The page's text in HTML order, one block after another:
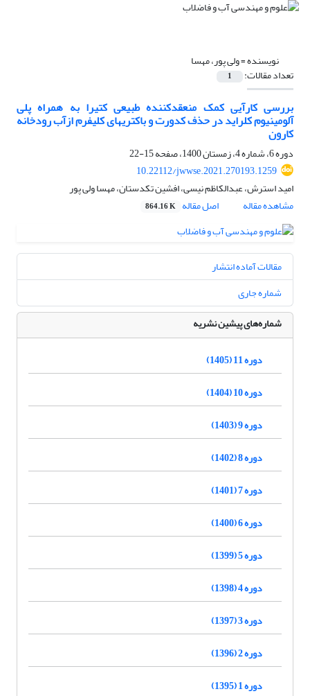
نویسنده =ولی پور، مهسا
تعداد مقالات: 1
بررسی کارآیی کمک منعقدکننده طبیعی کتیرا به همراه پلی
آلومینیوم کلراید در حذف کدورت و باکتری‎های کلیفرم ازآب رودخانه
کارون
دوره 6، شماره 4، زمستان 1400، صفحه
15-22
10.22112/jwwse.2021.270193.1259
امید استرش، عبدالکاظم نیسی، افشین تکدستان، مهسا ولی پور
مشاهده مقاله
اصل مقاله 864.16 K
مقالات آماده انتشار
شماره جاری
شماره‌های پیشین نشریه
دوره 11 (1405)
دوره 10 (1404)
دوره 9 (1403)
دوره 8 (1402)
دوره 7 (1401)
دوره 6 (1400)
دوره 5 (1399)
دوره 4 (1398)
دوره 3 (1397)
دوره 2 (1396)
دوره 1 (1395)